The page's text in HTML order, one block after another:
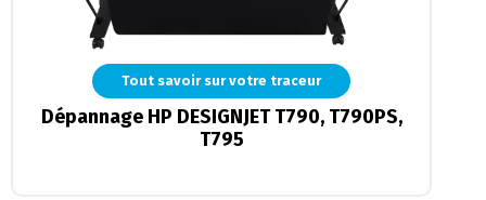
Tout savoir sur votre traceur
Dépannage HP DESIGNJET T790, T790PS,
T795